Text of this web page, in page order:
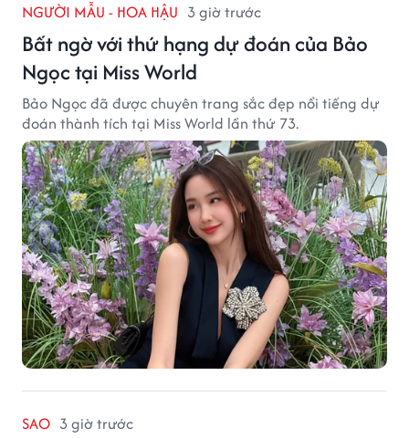
NGƯỜI MẪU - HOA HẬU 3 giờ trước
Bất ngờ với thứ hạng dự đoán của Bảo
Ngọc tại Miss World
Bảo Ngọc đã được chuyên trang sắc đẹp nổi tiếng dự
đoán thành tích tại Miss World lần thứ 73.
SAO 3 giờ trước